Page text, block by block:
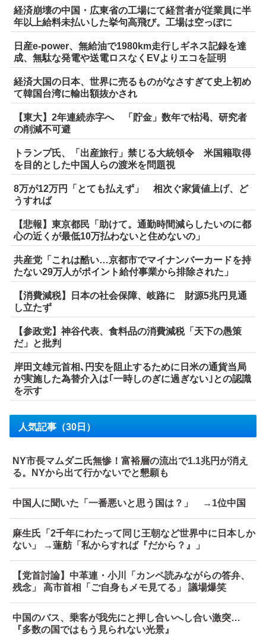
経済崩壊の中国・広東省の工場にて経営者が従業員に半
年以上給料未払いした挙句高飛び。工場は空っぽに
日産e-power、無給油で1980km走行しギネス記録を達
成、無駄な発電や送電ロスなくEVよりエコを証明
経済大国の日本、世界に売るものがなさすぎて史上初め
て韓国台湾に輸出額抜かされ
【東大】2年連続赤字へ 「貯金」数年で枯渇、研究者
の削減不可避
トランプ氏、「出産旅行」禁じる大統領令 米国籍取得
を目的とした中国人らの渡米を問題視
8万が12万円「とても払えず」 相次ぐ家賃値上げ、ど
うすれば
【悲報】東京都民「助けて。通勤時間減らしたいのに都
心の近くが最低10万払わないと住めないの」
共産党「これは酷い…京都市でマイナンバーカードを持
たない29万人がポイント給付事業から排除された」
【消費減税】日本の社会保障、岐路に 財源5兆円見通
し立たず
【参政党】神谷代表、食料品の消費減税「天下の愚策
だ」と批判
岸田文雄元首相､円安を阻止するために日米の通貨当局
が実施した為替介入は｢一時しのぎに過ぎない｣との認識
を示す
人気記事（30日）
NY市長マムダニ氏無惨！富裕層の流出で1.1兆円が消え
る。NYから出て行かないでと懇願も
中国人に聞いた「一番悪いと思う国は？」 →1位中国
麻生氏「2千年にわたって同じ王朝など世界中に日本しか
ない」 →蓮舫「私からすれば『だから？』」
【党首討論】中革連・小川「カンペ読みながらの答弁、
残念」 高市首相「ご自身もメモ見てる」 議場爆笑
中国のバス、乗客が我先にと押し合いへし合い激突…
『多数の国ではもう見られない光景』